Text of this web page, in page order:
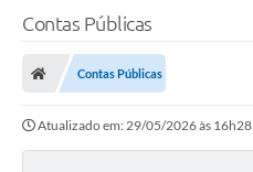
Contas Públicas
Contas Públicas
Atualizado em: 29/05/2026 às 16h28